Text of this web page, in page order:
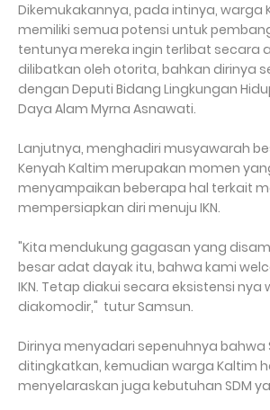
Dikemukakannya, pada intinya, warga
memiliki semua potensi untuk
tentunya mereka ingin terlibat secara
dilibatkan oleh otorita, bahkan dirinya
dengan Deputi Bidang Lingkungan
Daya Alam Myrna Asnawati.
Lanjutnya, menghadiri musyawarah
Kenyah Kaltim merupakan momen
menyampaikan beberapa hal terkait
mempersiapkan diri menuju IKN.
"Kita mendukung gagasan yang
besar adat dayak itu, bahwa kami
IKN. Tetap diakui secara eksistensi nya
diakomodir," tutur Samsun.
Dirinya menyadari sepenuhnya bahwa
ditingkatkan, kemudian warga Kaltim
menyelaraskan juga kebutuhan SDM